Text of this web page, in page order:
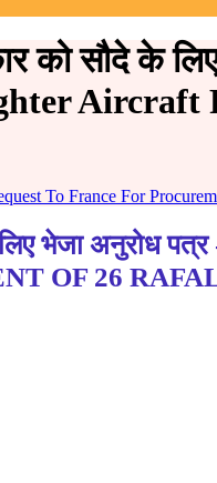
को सौदे के
To France For
भेजा अनुरोध पत्र
OF 26